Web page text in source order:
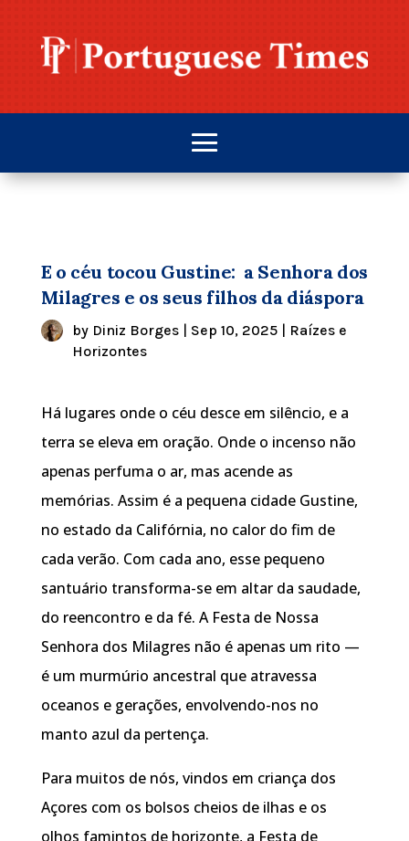
E o céu tocou Gustine: a Senhora dos
Milagres e os seus filhos da diáspora
by Diniz Borges| Sep 10, 2025| Raízes e
Horizontes
Há lugares onde o céu desce em silêncio, e a
terra se eleva em oração. Onde o incenso não
apenas perfuma o ar, mas acende as
memórias. Assim é a pequena cidade Gustine,
no estado da Califórnia, no calor do fim de
cada verão. Com cada ano, esse pequeno
santuário transforma-se em altar da saudade,
do reencontro e da fé. A Festa de Nossa
Senhora dos Milagres não é apenas um rito —
é um murmúrio ancestral que atravessa
oceanos e gerações, envolvendo-nos no
manto azul da pertença.
Para muitos de nós, vindos em criança dos
Açores com os bolsos cheios de ilhas e os
olhos famintos de horizonte, a Festa de